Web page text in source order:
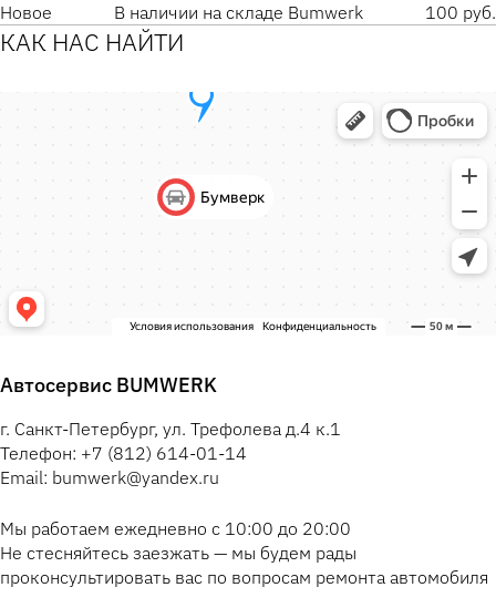
Новое
В наличии на складе Bumwerk 100 руб.
КАК НАС НАЙТИ
Автосервис BUMWERK
г. Санкт-Петербург, ул. Трефолева д.4 к.1
Телефон: +7 (812) 614-01-14
Email: bumwerk@yandex.ru
Мы работаем ежедневно с 10:00 до 20:00
Не стесняйтесь заезжать — мы будем рады
проконсультировать вас по вопросам ремонта автомобиля